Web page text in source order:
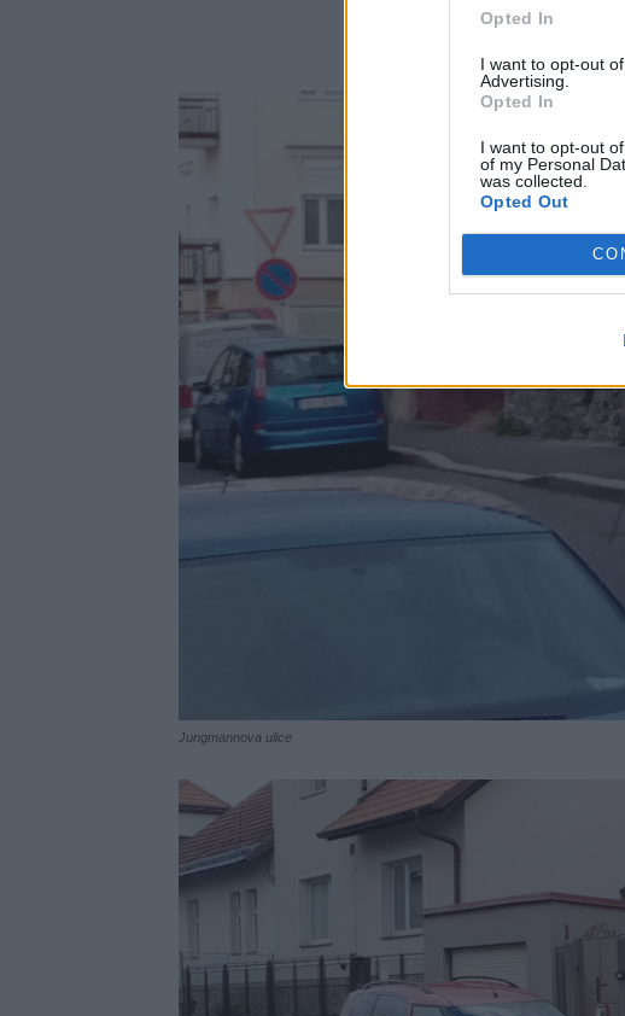
Opted In
I want to opt-out
Advertising.
Opted In
I want to opt-out
of my Personal
was collected.
Opted Out
Jungmannova ulice